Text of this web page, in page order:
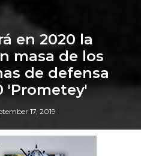
en 2020 la
masa de los
de defensa
'Prometey'
17, 2019